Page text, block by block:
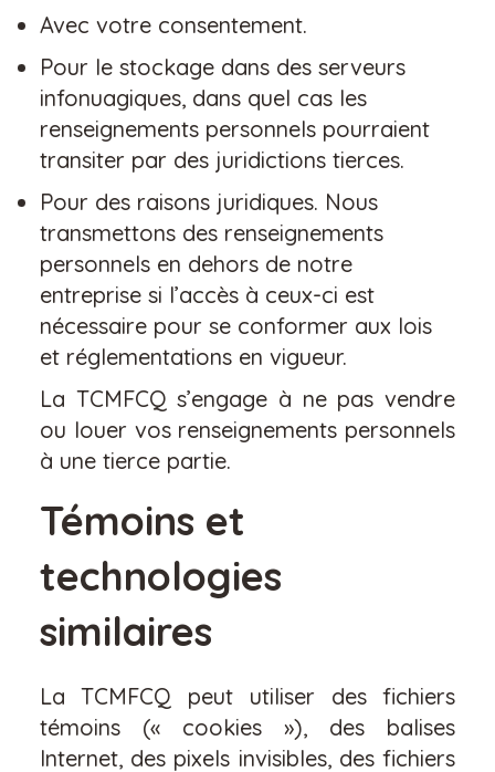
Avec votre consentement.
Pour le stockage dans des serveurs
infonuagiques, dans quel cas les
renseignements personnels pourraient
transiter par des juridictions tierces.
Pour des raisons juridiques. Nous
transmettons des renseignements
personnels en dehors de notre
entreprise si l’accès à ceux-ci est
nécessaire pour se conformer aux lois
et réglementations en vigueur.
La TCMFCQ s’engage à ne pas vendre
ou louer vos renseignements personnels
à une tierce partie.
Témoins et
technologies
similaires
La TCMFCQ peut utiliser des fichiers
témoins (« cookies »), des balises
Internet, des pixels invisibles, des fichiers